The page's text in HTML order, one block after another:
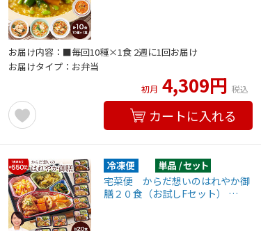
お届け内容：■毎回10種×1食 2週に1回お届け
お届けタイプ：お弁当
初月 4,309円 税込
カートに入れる
宅菜便 からだ想いのはれやか御
膳２０食（お試しFセット） …